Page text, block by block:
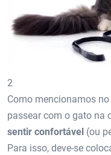
2
Como mencionamos
passear com o gato na
sentir confortável (ou
Para isso, deve-se